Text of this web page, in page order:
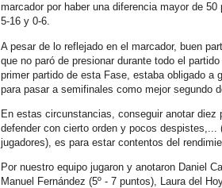
marcador por haber una diferencia mayor de
5-16 y 0-6.
A pesar de lo reflejado en el marcador, buen
que no paró de presionar durante todo el
primer partido de esta Fase, estaba obligado a
para pasar a semifinales como mejor segundo
En estas circunstancias, conseguir anotar diez
defender con cierto orden y pocos
jugadores), es para estar contentos del
Por nuestro equipo jugaron y anotaron Daniel
Manuel Fernández (5º - 7 puntos), Laura del